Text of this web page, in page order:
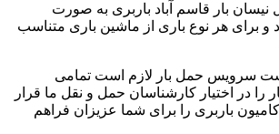
بار قاسم آباد باربری به صورت
برای هر نوع باری از ماشین باری متناسب
سرویس حمل بار لازم است تمامی
را در اختیار کارشناسان حمل و نقل ما قرار
کامیون باربری را برای شما عزیزان فراهم